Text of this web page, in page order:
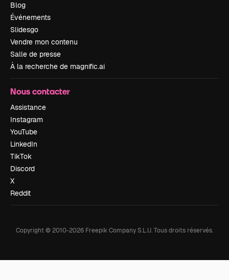
Blog
Événements
Slidesgo
Vendre mon contenu
Salle de presse
À la recherche de magnific.ai
Nous contacter
Assistance
Instagram
YouTube
LinkedIn
TikTok
Discord
X
Reddit
Copyright © 2010-2026 Freepik Company S.L.U.Tous droits réservés.